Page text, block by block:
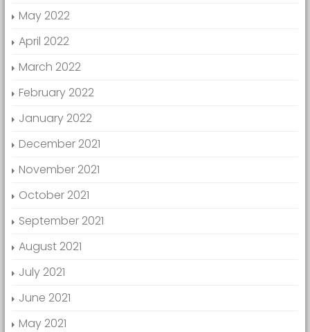
May 2022
April 2022
March 2022
February 2022
January 2022
December 2021
November 2021
October 2021
September 2021
August 2021
July 2021
June 2021
May 2021